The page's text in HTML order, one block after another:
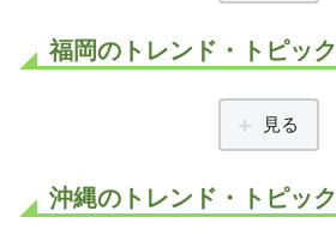
福岡のトレンド・トピック
見る
沖縄のトレンド・トピック